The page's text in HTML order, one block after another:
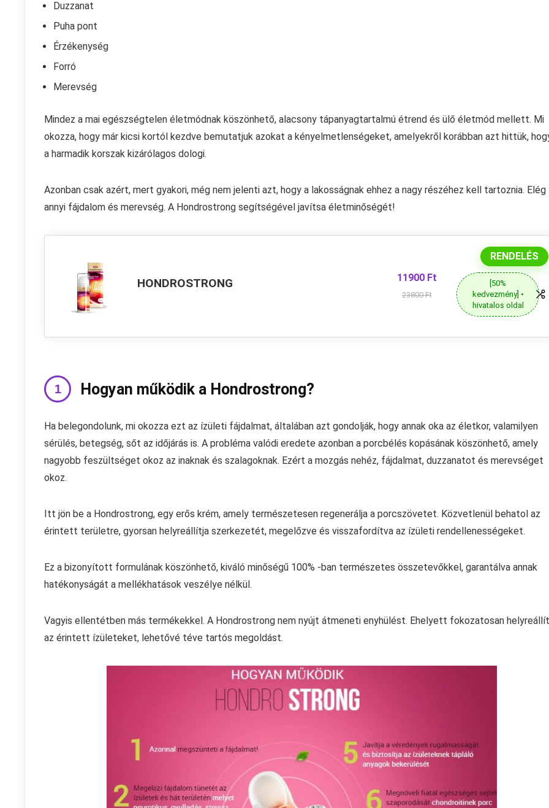
Duzzanat
Puha pont
Érzékenység
Forró
Merevség
Mindez a mai egészségtelen életmódnak köszönhető, alacsony tápanyagtartalmú étrend és ülő életmód mellett. Mi
okozza, hogy már kicsi kortól kezdve bemutatjuk azokat a kényelmetlenségeket, amelyekről korábban azt hittük,
a harmadik korszak kizárólagos dologi.
Azonban csak azért, mert gyakori, még nem jelenti azt, hogy a lakosságnak ehhez a nagy részéhez kell tartoznia. Elég
annyi fájdalom és merevség. A Hondrostrong segítségével javítsa életminőségét!
HONDROSTRONG 11900 Ft
23800 Ft
RENDELÉS
[50%
kedvezmény] •
hivatalos oldal
Hogyan működik a Hondrostrong?
Ha belegondolunk, mi okozza ezt az ízületi fájdalmat, általában azt gondolják, hogy annak oka az életkor, valamilyen
sérülés, betegség, sőt az időjárás is. A probléma valódi eredete azonban a porcbélés kopásának köszönhető, amely
nagyobb feszültséget okoz az inaknak és szalagoknak. Ezért a mozgás nehéz, fájdalmat, duzzanatot és merevséget
okoz.
Itt jön be a Hondrostrong, egy erős krém, amely természetesen regenerálja a porcszövetet. Közvetlenül behatol az
érintett területre, gyorsan helyreállítja szerkezetét, megelőzve és visszafordítva az ízületi rendellenességeket.
Ez a bizonyított formulának köszönhető, kiváló minőségű 100% -ban természetes összetevőkkel, garantálva annak
hatékonyságát a mellékhatások veszélye nélkül.
Vagyis ellentétben más termékekkel. A Hondrostrong nem nyújt átmeneti enyhülést. Ehelyett fokozatosan
az érintett ízületeket, lehetővé téve tartós megoldást.